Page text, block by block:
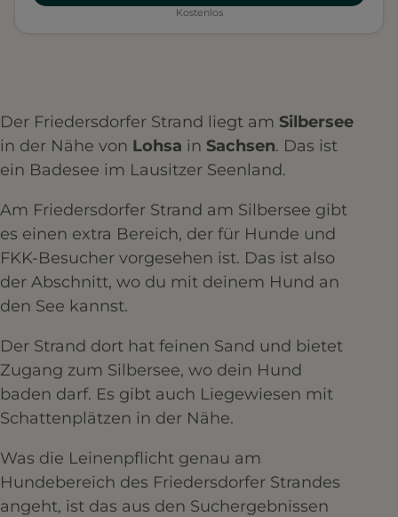
Kostenlos
Der Friedersdorfer Strand liegt am Silbersee
in der Nähe von Lohsa in Sachsen. Das ist
ein Badesee im Lausitzer Seenland.
Am Friedersdorfer Strand am Silbersee gibt
es einen extra Bereich, der für Hunde und
FKK-Besucher vorgesehen ist. Das ist also
der Abschnitt, wo du mit deinem Hund an
den See kannst.
Der Strand dort hat feinen Sand und bietet
Zugang zum Silbersee, wo dein Hund
baden darf. Es gibt auch Liegewiesen mit
Schattenplätzen in der Nähe.
Was die Leinenpflicht genau am
Hundebereich des Friedersdorfer Strandes
angeht, ist das aus den Suchergebnissen